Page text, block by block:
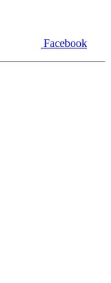
Facebook